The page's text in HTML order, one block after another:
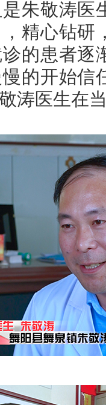
朱敬涛医
精心钻研
的患者逐
的开始信
涛医生在